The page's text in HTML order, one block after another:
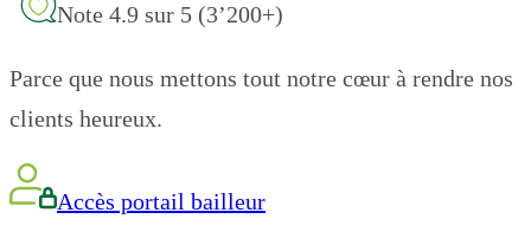
Note 4.9 sur 5 (3’200+)
Parce que nous mettons tout notre cœur à rendre nos
clients heureux.
Accès portail bailleur